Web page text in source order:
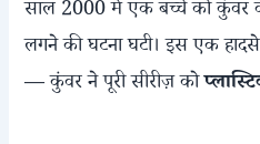
साल 2000 में एक बच्चे को कुंवर
लगने की घटना घटी। इस एक हादसे
— कुंवर ने पूरी सीरीज़ को